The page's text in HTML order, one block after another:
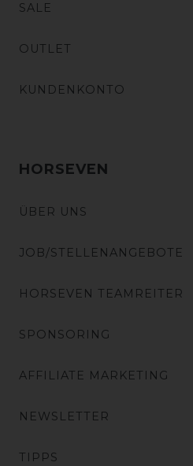
SALE
OUTLET
KUNDENKONTO
HORSEVEN
ÜBER UNS
JOB/STELLENANGEBOTE
HORSEVEN TEAMREITER
SPONSORING
AFFILIATE MARKETING
NEWSLETTER
TIPPS